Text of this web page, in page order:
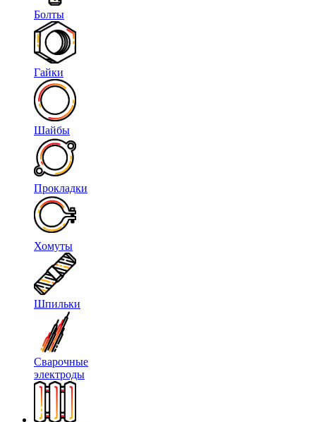
Болты
Гайки
Шайбы
Прокладки
Хомуты
Шпильки
Сварочные
электроды